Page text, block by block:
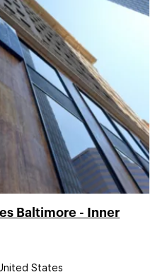
Baltimore - Inner
States